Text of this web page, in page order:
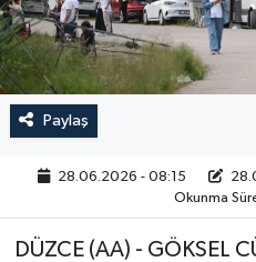
Paylaş
28.06.2026 - 08:15
Okunma
DÜZCE (AA) - GÖKSEL